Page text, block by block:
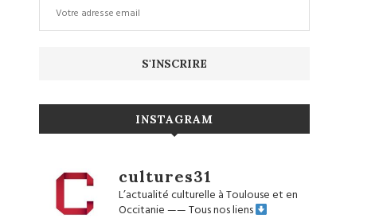
INSTAGRAM
cultures31
L’actualité culturelle à Toulouse et en
Occitanie——Tous nos liens